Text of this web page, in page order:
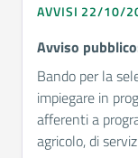
AVVISI 22/10/
Avviso
Bando per la
impiegare in
afferenti a
agricolo, di